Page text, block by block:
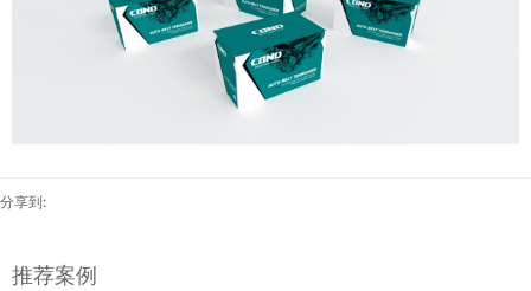
分享到:
推荐案例